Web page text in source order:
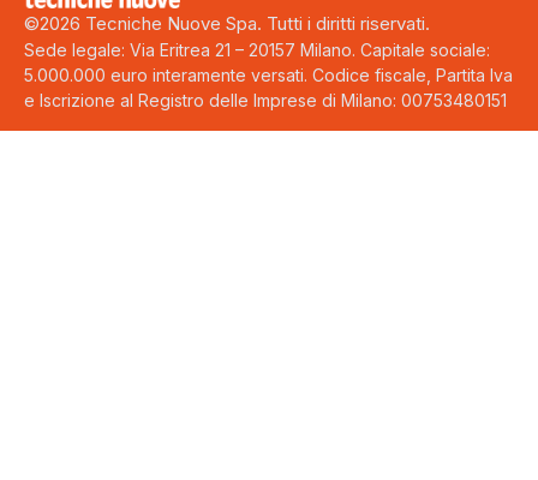
©2026 Tecniche Nuove Spa. Tutti i diritti riservati.
Sede legale: Via Eritrea 21 – 20157 Milano. Capitale sociale:
5.000.000 euro interamente versati. Codice fiscale, Partita Iva
e Iscrizione al Registro delle Imprese di Milano: 00753480151